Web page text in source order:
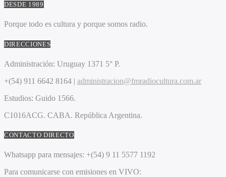
DESDE 1989
Porque todo es cultura y porque somos radio.
DIRECCIONES
Administración: Uruguay 1371 5° P.
+(54) 911 6642 8164 | administracion@fmradiocultura.com.ar
Estudios: Guido 1566.
C1016ACG. CABA. República Argentina.
CONTACTO DIRECTO
Whatsapp para mensajes: +(54) 9 11 5577 1192
Para comunicarse con emisiones en VIVO: